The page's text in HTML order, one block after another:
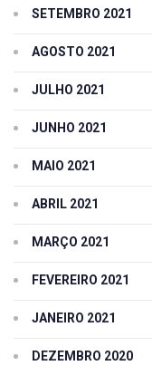
SETEMBRO 2021
AGOSTO 2021
JULHO 2021
JUNHO 2021
MAIO 2021
ABRIL 2021
MARÇO 2021
FEVEREIRO 2021
JANEIRO 2021
DEZEMBRO 2020